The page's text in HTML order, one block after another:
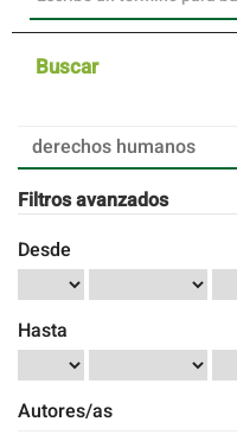
Buscar
Buscar
artículos
por
Filtros avanzados
Desde
Hasta
Autores/as